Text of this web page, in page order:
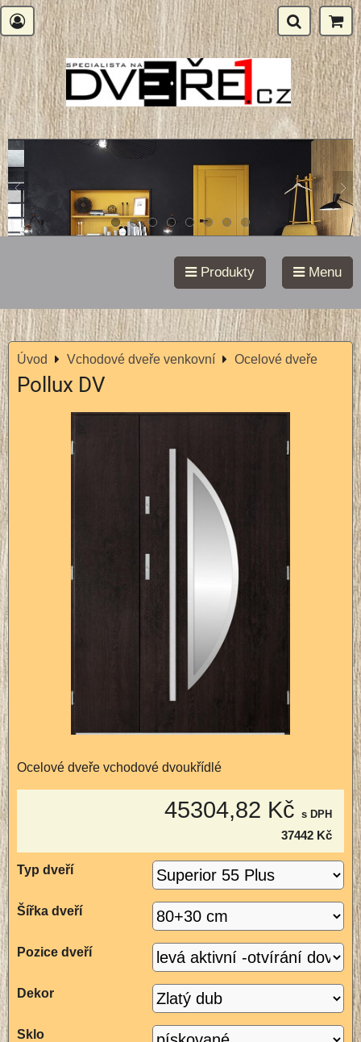
Produkty Menu
Úvod Vchodové dveře venkovní Ocelové dveře
Pollux DV
Ocelové dveře vchodové dvoukřídlé
45304,82 Kč s DPH
37442 Kč
Typ dveří
Šířka dveří
Pozice dveří
Dekor
Sklo